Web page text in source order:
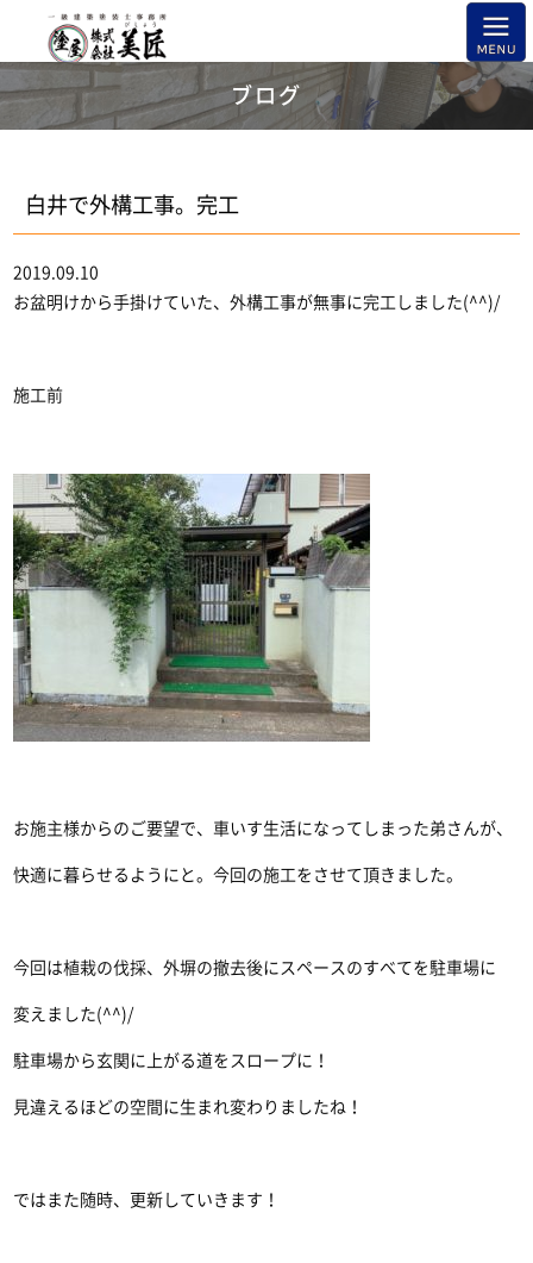
ブログ
白井で外構工事。完工
2019.09.10
お盆明けから手掛けていた、外構工事が無事に完工しました(^^)/
施工前
お施主様からのご要望で、車いす生活になってしまった弟さんが、
快適に暮らせるようにと。今回の施工をさせて頂きました。
今回は植栽の伐採、外塀の撤去後にスペースのすべてを駐車場に
変えました(^^)/
駐車場から玄関に上がる道をスロープに！
見違えるほどの空間に生まれ変わりましたね！
ではまた随時、更新していきます！